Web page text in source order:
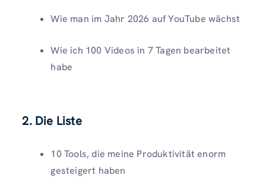
Wie man im Jahr 2026 auf YouTube wächst
Wie ich 100 Videos in 7 Tagen bearbeitet
habe
2. Die Liste
10 Tools, die meine Produktivität enorm
gesteigert haben